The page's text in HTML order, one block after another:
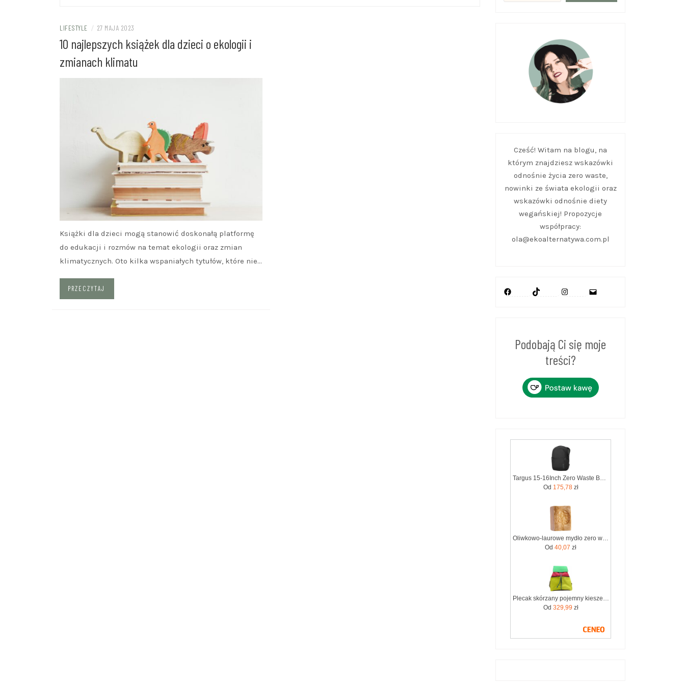
LIFESTYLE / 27 MAJA 2023
10 najlepszych książek dla dzieci o ekologii i
zmianach klimatu
Książki dla dzieci mogą stanowić doskonałą platformę
do edukacji i rozmów na temat ekologii oraz zmian
klimatycznych. Oto kilka wspaniałych tytułów, które nie…
PRZECZYTAJ
Cześć! Witam na blogu, na
którym znajdziesz wskazówki
odnośnie życia zero waste,
nowinki ze świata ekologii oraz
wskazówki odnośnie diety
wegańskiej! Propozycje
współpracy:
ola@ekoalternatywa.com.pl
Facebook
TikTok
Instagram
Mail
Podobają Ci się moje
treści?
Targus 15-16Inch Zero Waste Backpack (TBB641GL)
Od 175,78zł
Oliwkowo-laurowe mydło zero waste 12% oleju laurowego Aleppo Soap Co. by Tadé 200g
Od 40,07 zł
Plecak skórzany pojemny kieszenie wygodny kolorowy zero waste OLIVKA
Od 329,99 zł